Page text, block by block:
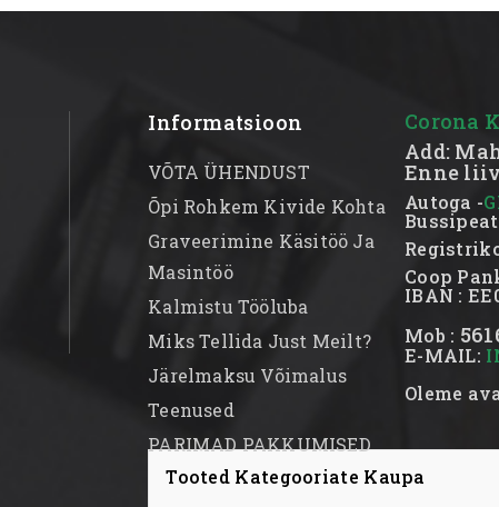
Informatsioon
VÕTA ÜHENDUST
Õpi Rohkem Kivide Kohta
Graveerimine Käsitöö Ja
Masintöö
Kalmistu Tööluba
Miks Tellida Just Meilt?
Järelmaksu Võimalus
Teenused
PARIMAD PAKKUMISED
Corona
Add:
Enne
Autoga -
Coop
IBAN :
Mob :
E-MAIL:
Oleme
L :
Tooted Kategooriate Kaupa